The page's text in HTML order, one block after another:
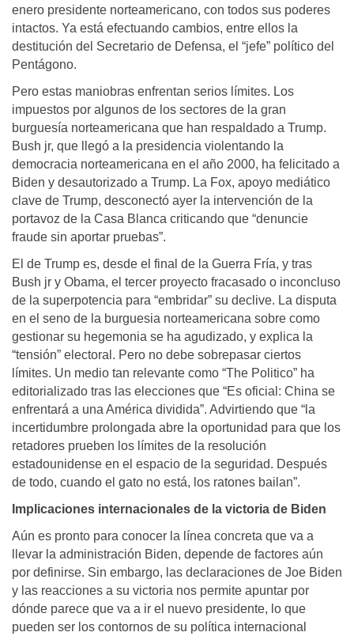
enero presidente norteamericano, con todos sus poderes
intactos. Ya está efectuando cambios, entre ellos la
destitución del Secretario de Defensa, el “jefe” político del
Pentágono.
Pero estas maniobras enfrentan serios límites. Los
impuestos por algunos de los sectores de la gran
burguesía norteamericana que han respaldado a Trump.
Bush jr, que llegó a la presidencia violentando la
democracia norteamericana en el año 2000, ha felicitado a
Biden y desautorizado a Trump. La Fox, apoyo mediático
clave de Trump, desconectó ayer la intervención de la
portavoz de la Casa Blanca criticando que “denuncie
fraude sin aportar pruebas”.
El de Trump es, desde el final de la Guerra Fría, y tras
Bush jr y Obama, el tercer proyecto fracasado o inconcluso
de la superpotencia para “embridar” su declive. La disputa
en el seno de la burguesia norteamericana sobre como
gestionar su hegemonia se ha agudizado, y explica la
“tensión” electoral. Pero no debe sobrepasar ciertos
límites. Un medio tan relevante como “The Politico” ha
editorializado tras las elecciones que “Es oficial: China se
enfrentará a una América dividida”. Advirtiendo que “la
incertidumbre prolongada abre la oportunidad para que los
retadores prueben los límites de la resolución
estadounidense en el espacio de la seguridad. Después
de todo, cuando el gato no está, los ratones bailan”.
Implicaciones internacionales de la victoria de Biden
Aún es pronto para conocer la línea concreta que va a
llevar la administración Biden, depende de factores aún
por definirse. Sin embargo, las declaraciones de Joe Biden
y las reacciones a su victoria nos permite apuntar por
dónde parece que va a ir el nuevo presidente, lo que
pueden ser los contornos de su política internacional